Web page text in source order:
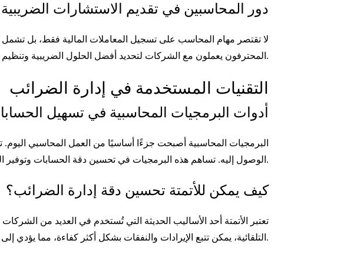
دور المحاسبين في تقديم الاستشارات الضريبية
لا تقتصر مهام المحاسب على تسجيل المعاملات المالية فقط، بل
المحترفون يعملون مع الشركات لتحديد أفضل الحلول الضريبية وتنظيم التقارير بشكل يضمن الامتثال الكامل.
التقنيات المستخدمة في إدارة الضرائب
أدوات البرمجيات المحاسبية في تسهيل
البرمجيات المحاسبية أصبحت جزءًا أساسيًا من العمل المحاسبي
الوصول إليه. تساهم هذه البرمجيات في تحسين دقة الحسابات وتوفير الوقت اللازم لحساب الضرائب.
كيف يمكن للأتمتة تحسين دقة إدارة الضرائب؟
تعتبر الأتمتة أحد الأساليب الحديثة التي تُستخدم في العديد من
التلقائية، يمكن تتبع الإيرادات والنفقات بشكل أكثر كفاءة، مما يؤدي إلى حساب ضريبي دقيق.